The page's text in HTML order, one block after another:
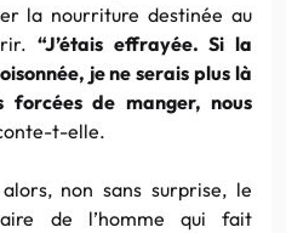
la nourriture destinée au
“J’étais effrayée. Si la
je ne serais plus là
forcées de manger, nous
t-elle.
non sans surprise, le
de l’homme qui fait